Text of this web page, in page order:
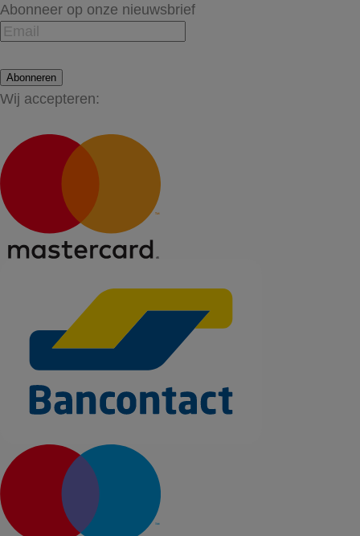
Abonneer op onze nieuwsbrief
Abonneren
Wij accepteren: